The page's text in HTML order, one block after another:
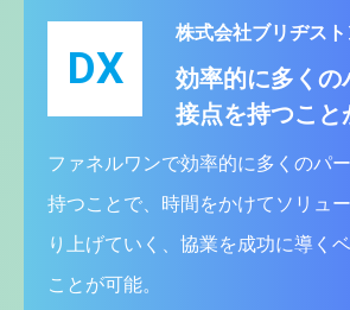
DX
株式会社ブリヂスト
効率的に多くの
接点を持つこと
ファネルワンで効率的に多くのパ
持つことで、時間をかけてソリュ
り上げていく、協業を成功に導く
ことが可能。